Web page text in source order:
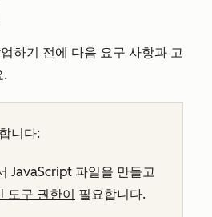
하기 전에 다음 요구 사항과 고
.
니다:
JavaScript 파일을 만들고
도구 권한이 필요합니다.